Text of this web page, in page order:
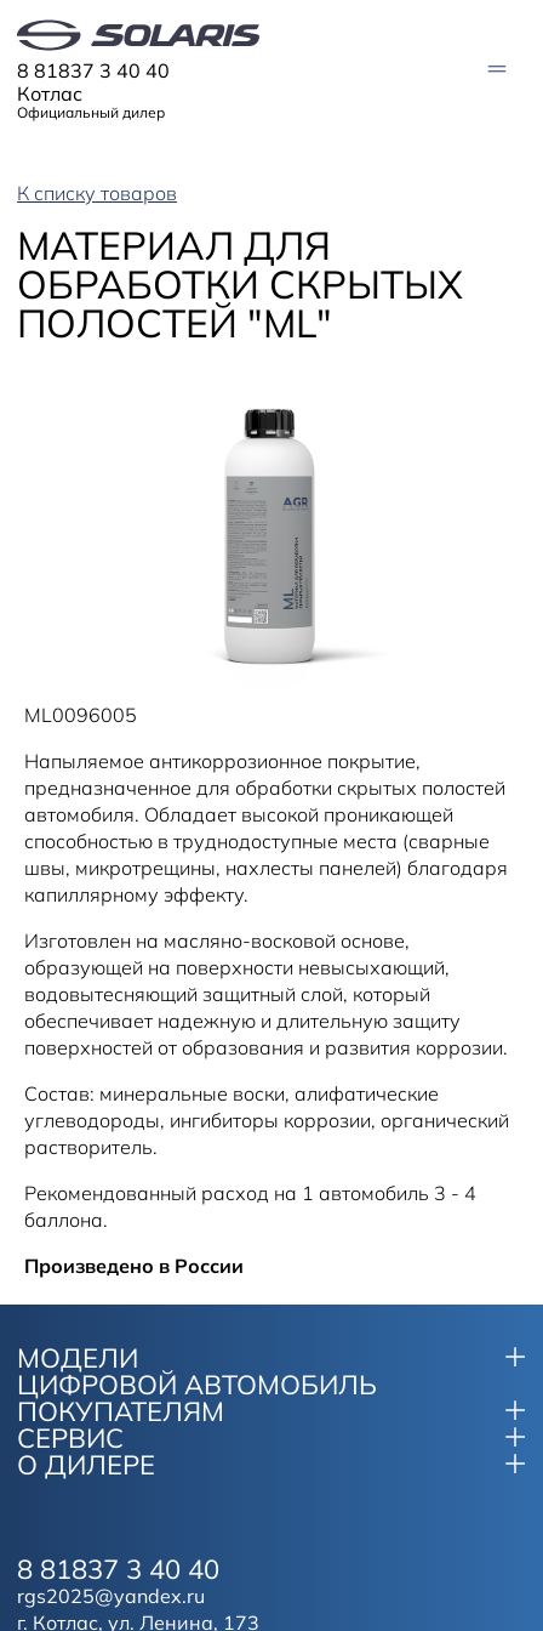
Котлас
Официальный дилер
8 81837 3 40 40
Solaris HC
Solaris KRX
Solaris KRS
Solaris HS
ЦИФРОВОЙ АВТОМОБИЛЬ
ПОКУПАТЕЛЯМ
Кредит
Оригинальные аксессуары
Тест-драйв
Плати частями
Запись на сервис
Гарантия
Руководства
Помощь на дорогах
О ДИЛЕРЕ
Информация о дилере
Новости
К списку товаров
МАТЕРИАЛ ДЛЯ
ОБРАБОТКИ СКРЫТЫХ
ПОЛОСТЕЙ "ML"
ML0096005
Напыляемое антикоррозионное покрытие,
предназначенное для обработки скрытых полостей
автомобиля. Обладает высокой проникающей
способностью в труднодоступные места (сварные
швы, микротрещины, нахлесты панелей) благодаря
капиллярному эффекту.
Изготовлен на масляно-восковой основе,
образующей на поверхности невысыхающий,
водовытесняющий защитный слой, который
обеспечивает надежную и длительную защиту
поверхностей от образования и развития коррозии.
Состав: минеральные воски, алифатические
углеводороды, ингибиторы коррозии, органический
растворитель.
Рекомендованный расход на 1 автомобиль 3 - 4
баллона.
Произведено в России
МОДЕЛИ
ЦИФРОВОЙ АВТОМОБИЛЬ
ПОКУПАТЕЛЯМ
СЕРВИС
О ДИЛЕРЕ
г. Котлас, ул. Ленина, 173
8 81837 3 40 40
rgs2025@yandex.ru